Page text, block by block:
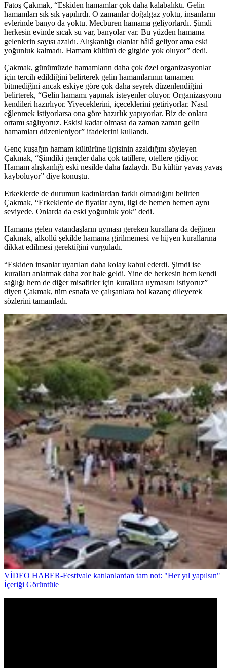
Fatoş Çakmak, “Eskiden hamamlar çok daha kalabalıktı. Gelin
hamamları sık sık yapılırdı. O zamanlar doğalgaz yoktu, insanların
evlerinde banyo da yoktu. Mecburen hamama geliyorlardı. Şimdi
herkesin evinde sıcak su var, banyolar var. Bu yüzden hamama
gelenlerin sayısı azaldı. Alışkanlığı olanlar hâlâ geliyor ama eski
yoğunluk kalmadı. Hamam kültürü de gitgide yok oluyor” dedi.
Çakmak, günümüzde hamamların daha çok özel organizasyonlar
için tercih edildiğini belirterek gelin hamamlarının tamamen
bitmediğini ancak eskiye göre çok daha seyrek düzenlendiğini
belirterek, “Gelin hamamı yapmak isteyenler oluyor. Organizasyonu
kendileri hazırlıyor. Yiyeceklerini, içeceklerini getiriyorlar. Nasıl
eğlenmek istiyorlarsa ona göre hazırlık yapıyorlar. Biz de onlara
ortamı sağlıyoruz. Eskisi kadar olmasa da zaman zaman gelin
hamamları düzenleniyor” ifadelerini kullandı.
Genç kuşağın hamam kültürüne ilgisinin azaldığını söyleyen
Çakmak, “Şimdiki gençler daha çok tatillere, otellere gidiyor.
Hamam alışkanlığı eski nesilde daha fazlaydı. Bu kültür yavaş yavaş
kayboluyor” diye konuştu.
Erkeklerde de durumun kadınlardan farklı olmadığını belirten
Çakmak, “Erkeklerde de fiyatlar aynı, ilgi de hemen hemen aynı
seviyede. Onlarda da eski yoğunluk yok” dedi.
Hamama gelen vatandaşların uyması gereken kurallara da değinen
Çakmak, alkollü şekilde hamama girilmemesi ve hijyen kurallarına
dikkat edilmesi gerektiğini vurguladı.
“Eskiden insanlar uyarıları daha kolay kabul ederdi. Şimdi ise
kuralları anlatmak daha zor hale geldi. Yine de herkesin hem kendi
sağlığı hem de diğer misafirler için kurallara uymasını istiyoruz”
diyen Çakmak, tüm esnafa ve çalışanlara bol kazanç dileyerek
sözlerini tamamladı.
VİDEO HABER-Festivale katılanlardan tam not: "Her yıl yapılsın"
İçeriği Görüntüle